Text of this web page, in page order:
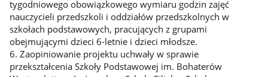
tygodniowego obowiązkowego wymiaru godzin zajęć
nauczycieli przedszkoli i oddziałów przedszkolnych w
szkołach podstawowych, pracujących z grupami
obejmującymi dzieci 6-letnie i dzieci młodsze.
6. Zaopiniowanie projektu uchwały w sprawie
przekształcenia Szkoły Podstawowej im. Bohaterów